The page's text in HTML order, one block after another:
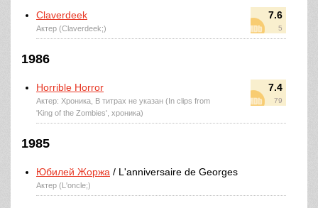
7.6
5
Claverdeek
Актер (Claverdeek;)
1986
7.4
79
Horrible Horror
Актер: Хроника, В титрах не указан (In clips from
'King of the Zombies', хроника)
1985
Юбилей Жоржа / L'anniversaire de Georges
Актер (L'oncle;)